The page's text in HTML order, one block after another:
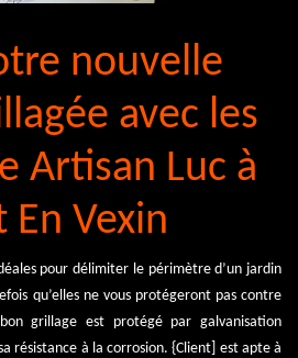
nouvelle
avec les
Artisan Luc à
En Vexin
pour délimiter le périmètre d’un jardin
qu’elles ne vous protégeront pas contre
grillage est protégé par galvanisation
résistance à la corrosion. {Client] est apte à